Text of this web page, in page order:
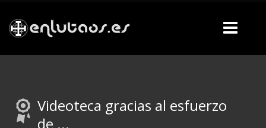
Videoteca gracias al esfuerzo
de ...